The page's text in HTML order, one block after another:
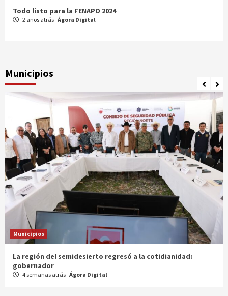
Comparte Cecytez estrategias para mejora académica en
Tamaulipas
Municipios
Municipios
Entrega gobernador a productores 100 mdp en semilla
1 mes atrás